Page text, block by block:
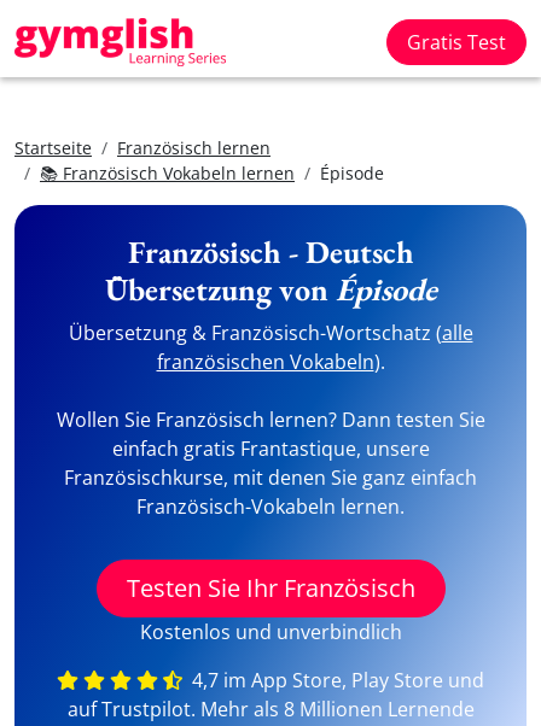
Gratis Test
Startseite
Französisch lernen
📚 Französisch Vokabeln lernen
Épisode
Französisch - Deutsch
Übersetzung vonÉpisode
Übersetzung & Französisch-Wortschatz (alle
französischen Vokabeln).
Wollen Sie Französisch lernen? Dann testen Sie
einfach gratis Frantastique, unsere
Französischkurse, mit denen Sie ganz einfach
Französisch-Vokabeln lernen.
Testen Sie Ihr Französisch
Kostenlos und unverbindlich
4,7 im App Store, Play Store und
auf Trustpilot. Mehr als 8 Millionen Lernende